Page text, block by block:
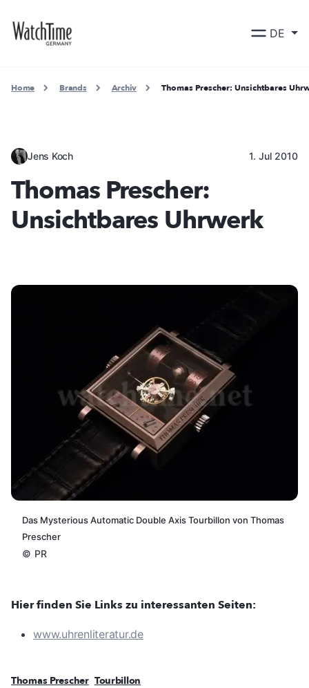
DE
Home Brands Archiv Thomas Prescher: Unsichtbares
Jens Koch 1. Jul 2010
Thomas Prescher:
Unsichtbares Uhrwerk
Das Mysterious Automatic Double Axis Tourbillon von Thomas
Prescher
© PR
Hier finden Sie Links zu interessanten Seiten:
www.uhrenliteratur.de
Thomas Prescher Tourbillon